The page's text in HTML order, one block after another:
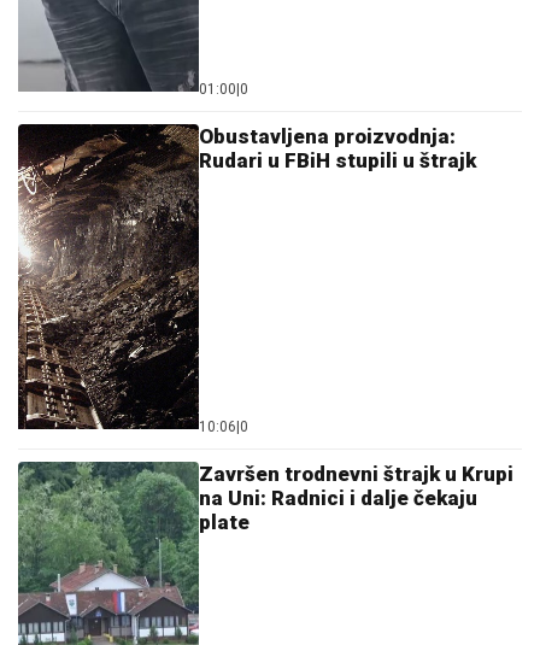
01:00 0
Obustavljena proizvodnja:
Rudari u FBiH stupili u štrajk
10:06 0
Završen trodnevni štrajk u Krupi
na Uni: Radnici i dalje čekaju
plate